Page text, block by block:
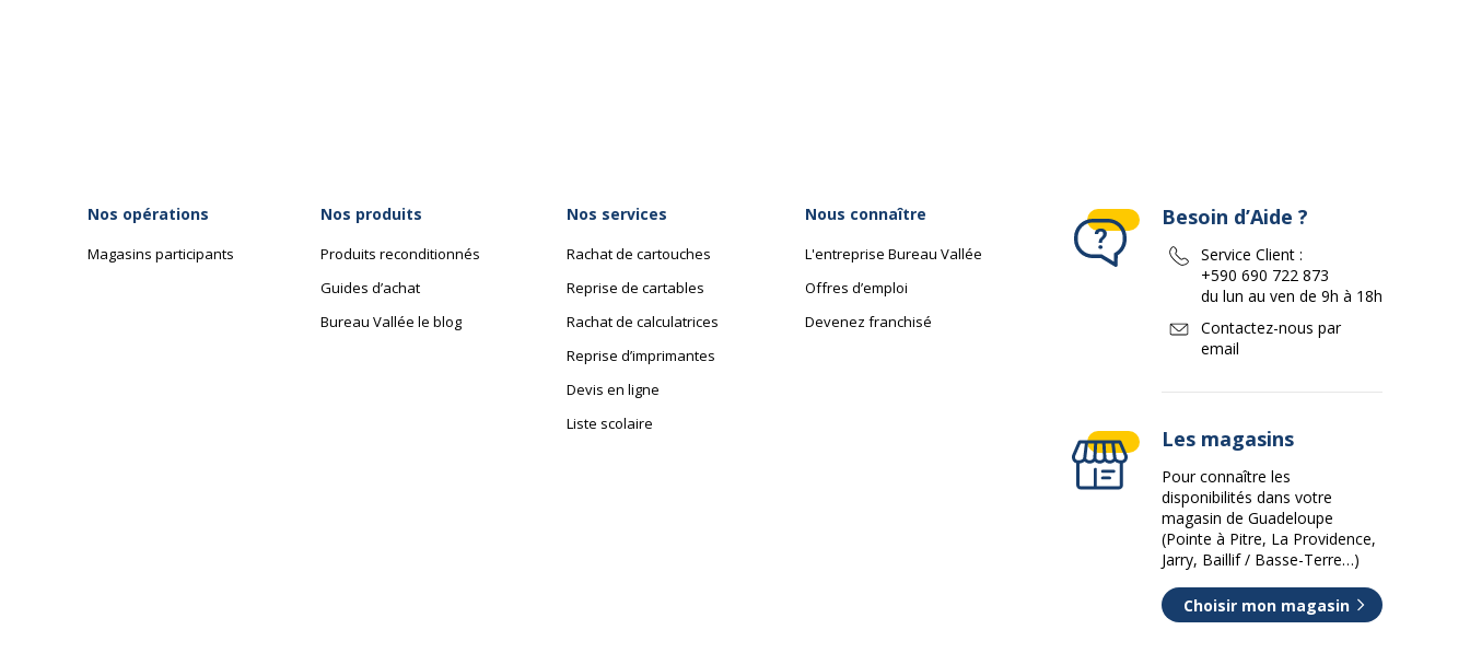
Nos opérations
Magasins participants
Nos produits
Produits reconditionnés
Guides d’achat
Bureau Vallée le blog
Nos services
Rachat de cartouches
Reprise de cartables
Rachat de calculatrices
Reprise d’imprimantes
Devis en ligne
Liste scolaire
Nous connaître
L'entreprise Bureau Vallée
Offres d’emploi
Devenez franchisé
Besoin d’Aide ?
Service Client :
+590 690 722 873
du lun au ven de 9h à 18h
Contactez-nous par
email
Les magasins
Pour connaître les
disponibilités dans votre
magasin de Guadeloupe
(Pointe à Pitre, La Providence,
Jarry, Baillif / Basse-Terre…)
Choisir mon magasin